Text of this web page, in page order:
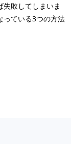
敗してしまいま
っている3つの方法